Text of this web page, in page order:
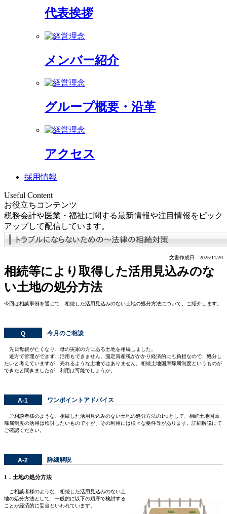
代表挨拶
メンバー紹介
グループ概要・沿革
アクセス
採用情報
Useful Content
お役立ちコンテンツ
税務会計や医業・福祉に関する最新情報や注目情報をピック
アップして配信しています。
文書作成日：2025/11/20
相続等により取得した活用見込みのな
い土地の処分方法
今回は相談事例を通じて、相続した活用見込みのない土地の処分方法について、ご紹介します。
Q 今月のご相談
先日母親が亡くなり、母の実家の方にある土地を相続しました。
遠方で管理ができず、活用もできません。固定資産税がかかり経済的にも負担なので、処分し
たいと考えていますが、売れるような土地ではありません。相続土地国庫帰属制度というものが
できたと聞きましたが、利用は可能でしょうか。
A-1 ワンポイントアドバイス
ご相談者様のような、相続した活用見込みのない土地の処分方法の1つとして、相続土地国庫
帰属制度の活用は検討したいものですが、その利用には様々な要件等があります。詳細解説にて
ご確認ください。
A-2 詳細解説
1．土地の処分方法
ご相談者様のような、相続した活用見込みのない土
地の処分方法として、一般的に以下の順序で検討する
ことが経済的に妥当といわれています。